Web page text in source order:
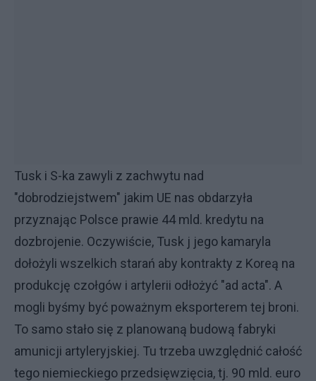
Tusk i S-ka zawyli z zachwytu nad
"dobrodziejstwem" jakim UE nas obdarzyła
przyznając Polsce prawie 44 mld. kredytu na
dozbrojenie. Oczywiście, Tusk j jego kamaryla
dołożyli wszelkich starań aby kontrakty z Koreą na
produkcję czołgów i artylerii odłożyć "ad acta". A
mogli byśmy być poważnym eksporterem tej broni.
To samo stało się z planowaną budową fabryki
amunicji artyleryjskiej. Tu trzeba uwzględnić całość
tego niemieckiego przedsięwzięcia, tj. 90 mld. euro